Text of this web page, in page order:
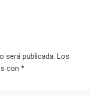
será publicada. Los
con *